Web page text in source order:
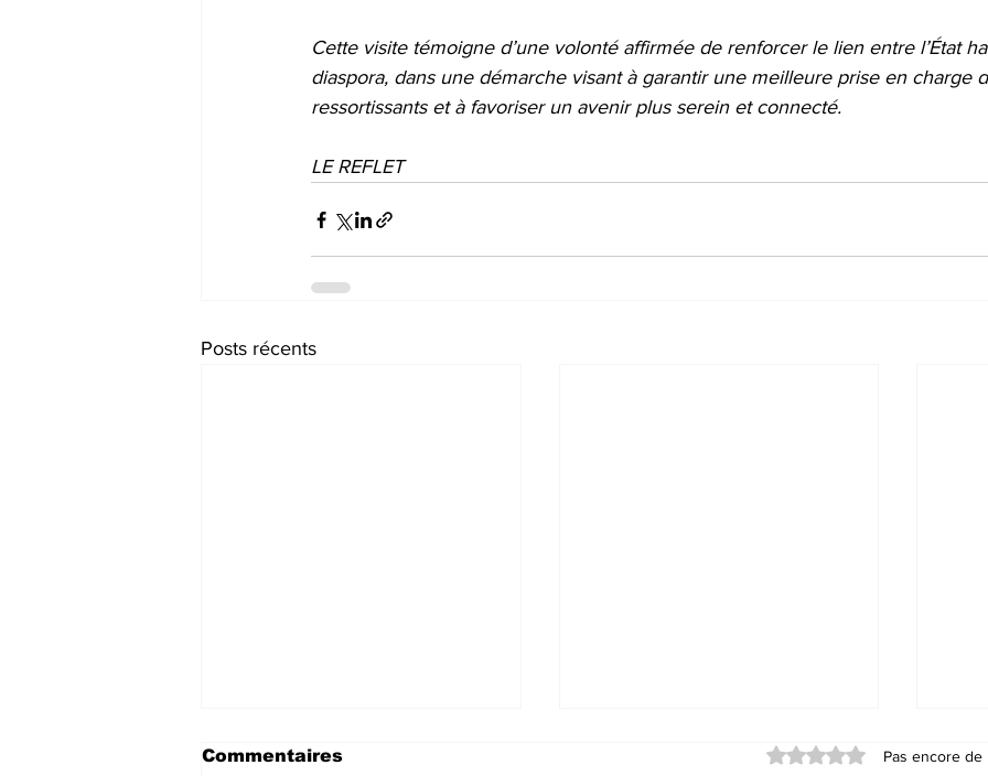
Cette visite témoigne d’une volonté affirmée de renforcer le lien entre l’État
diaspora, dans une démarche visant à garantir une meilleure prise en charge
ressortissants et à favoriser un avenir plus serein et connecté.
LE REFLET
Posts récents
Commentaires Noté 0 étoile sur 5.Pas encore de